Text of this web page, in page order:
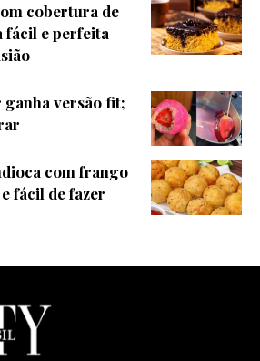
cobertura de
fácil e perfeita
versão fit;
com frango
fácil de fazer